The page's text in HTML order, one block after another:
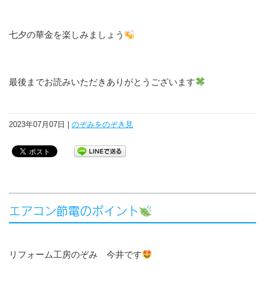
七夕の華金を楽しみましょう
最後までお読みいただきありがとうございます
2023年07月07日 | のぞみをのぞき見
エアコン節電のポイント
リフォーム工房のぞみ 今井です